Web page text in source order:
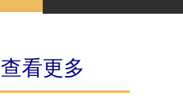
查看更多